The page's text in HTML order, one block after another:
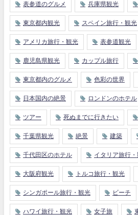
表参道のグルメ 兵庫県観光
東京都内観光 スペイン旅行・観光
アメリカ旅行・観光 表参道観光
鹿児島県観光 カップル旅行
東京都内のグルメ 色彩の世界
日本国内の絶景 ロンドンのホテル
ツアー 死ぬまでに行きたい
千葉県観光 絶景 建築
千代田区のホテル イタリア旅行
大阪府観光 トルコ旅行・観光
シンガポール旅行・観光 ビーチ
ハワイ旅行・観光 女子旅